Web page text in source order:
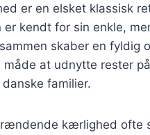
er en elsket klassisk
er kendt for sin enkle,
skaber en fyldig
måde at udnytte rester
familier.
kærlighed ofte